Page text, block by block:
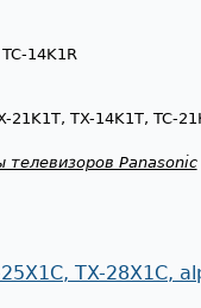
14K1R
TX-14K1T, TC-
телевизоров Panasonic
TX-28X1C,